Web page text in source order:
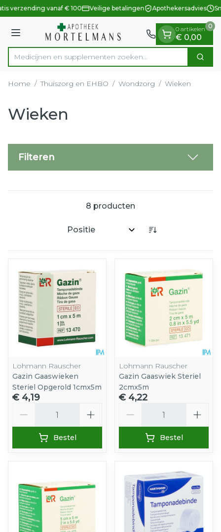
Ga naar de inhoud
1 van 1
verzending vanaf € 100 Veilige betalingen Apothekersadvies
Menu
Product, merk, categorie...
Medicijnen en supplementen zoeken... Zoek
0 artikelen
€ 0,00
0
Home / Thuiszorg en EHBO / Wondzorg / Wieken
Wieken
Filteren
8 producten
Sorteer op:
Lohmann Rauscher
Gazin Gaaswieken
Steriel Opgerold 1cmx5m
€ 4,19
Bestel
Lohmann Rauscher
Gazin Gaaswiek Steriel
2cmx5m
€ 4,22
Bestel